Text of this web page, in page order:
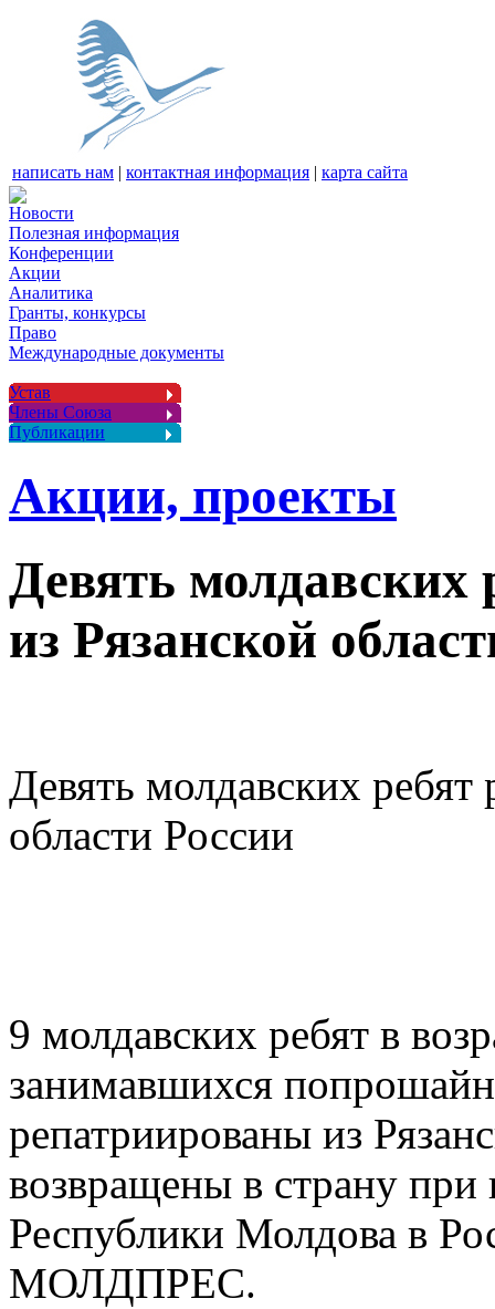
написать нам | контактная информация | карта сайта
Новости
Полезная информация
Конференции
Акции
Аналитика
Гранты, конкурсы
Право
Международные документы
Устав
Члены Союза
Публикации
Акции, проекты
Девять молдавских
из Рязанской
Девять молдавских ребят
области России
9 молдавских ребят в
занимавшихся
репатриированы из
возвращены в страну при
Республики Молдова в
МОЛДПРЕС.